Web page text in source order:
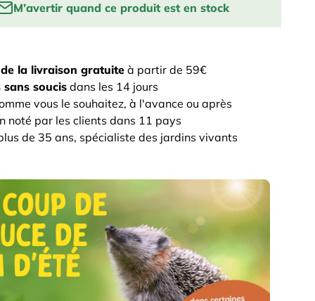
M’avertir quand ce produit est en stock
PRÉVENEZ-MOI
de la livraison gratuite à partir de 59€
sans soucis dans les 14 jours
vous le souhaitez, à l'avance ou après
noté par les clients dans 11 pays
de 35 ans, spécialiste des jardins vivants